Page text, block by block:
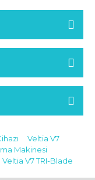
Veltia V7
Makinesi
Veltia V7 TRI-Blade